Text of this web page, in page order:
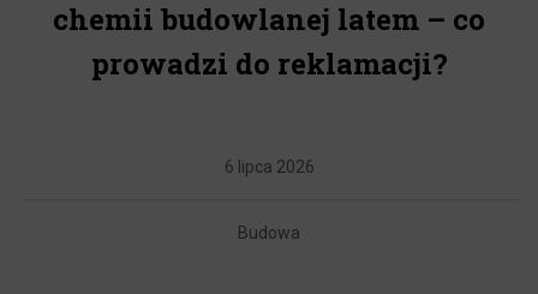
chemii budowlanej latem – co
prowadzi do reklamacji?
6 lipca 2026
Budowa